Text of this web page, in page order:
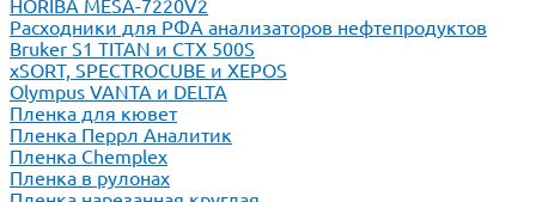
HORIBA MESA-7220V2
Расходники для РФА анализаторов нефтепродуктов
Bruker S1 TITAN и CTX 500S
xSORT, SPECTROCUBE и XEPOS
Olympus VANTA и DELTA
Пленка для кювет
Пленка Перрл Аналитик
Пленка Chemplex
Пленка в рулонах